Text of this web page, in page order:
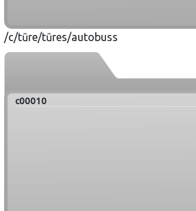
/c/tūre/tūres/autobuss
c00010